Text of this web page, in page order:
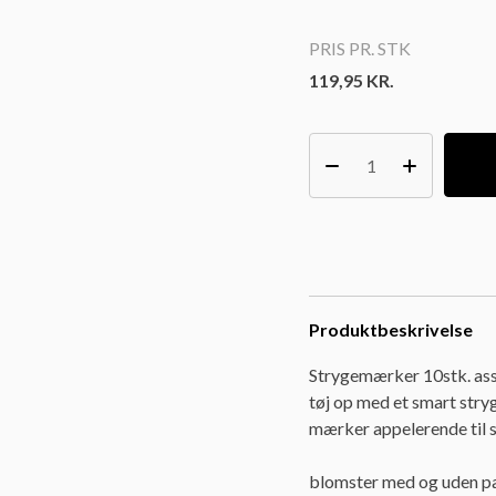
PRIS PR. STK
119,95 KR.
Produktbeskrivelse
Strygemærker 10stk.
tøj op med et smart
mærker appelerende til
blomster med og uden